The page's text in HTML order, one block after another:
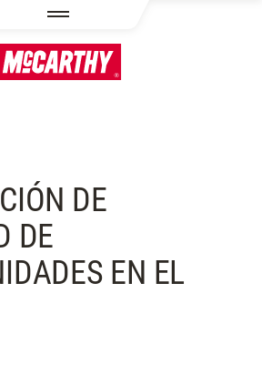
DE
DE
EN EL